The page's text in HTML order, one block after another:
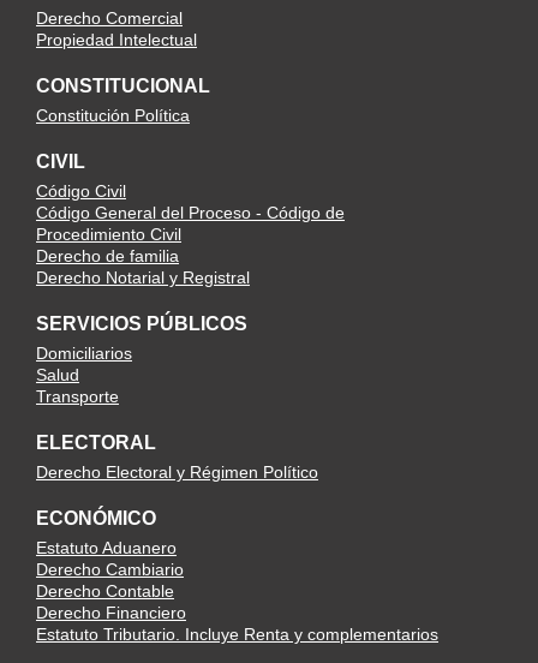
Derecho Comercial
Propiedad Intelectual
CONSTITUCIONAL
Constitución Política
CIVIL
Código Civil
Código General del Proceso - Código de
Procedimiento Civil
Derecho de familia
Derecho Notarial y Registral
SERVICIOS PÚBLICOS
Domiciliarios
Salud
Transporte
ELECTORAL
Derecho Electoral y Régimen Político
ECONÓMICO
Estatuto Aduanero
Derecho Cambiario
Derecho Contable
Derecho Financiero
Estatuto Tributario. Incluye Renta y complementarios